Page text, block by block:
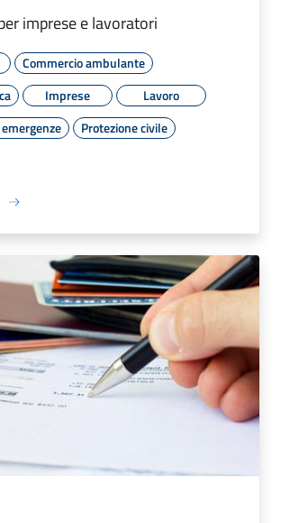
imprese e lavoratori
Commercio ambulante
Imprese
Lavoro
Protezione civile